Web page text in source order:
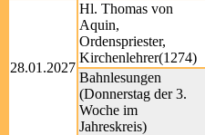
28.01.2027
Hl. Thomas von
Aquin,
Ordenspriester,
Kirchenlehrer(1274)
Bahnlesungen
(Donnerstag der 3.
Woche im
Jahreskreis)